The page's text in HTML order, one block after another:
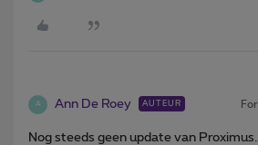
A Ann De Roey AUTEUR
Nog steeds geen update van Proximus...